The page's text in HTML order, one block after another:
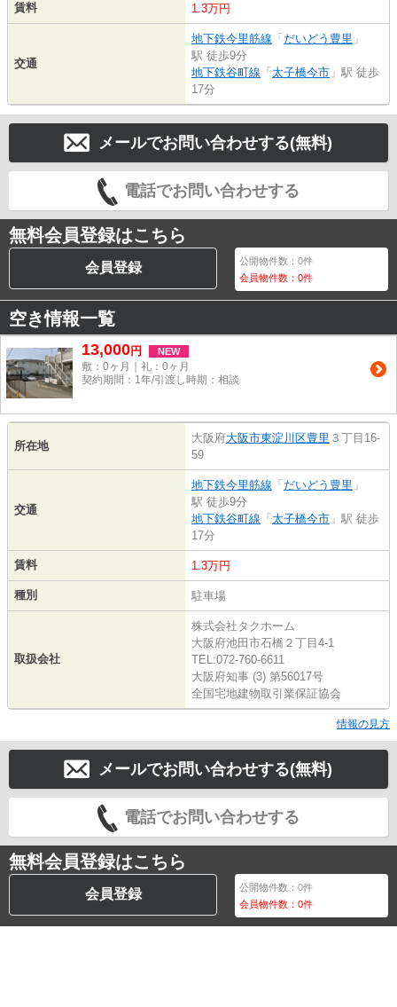
賃料 1.3万円
交通
地下鉄今里筋線 「 だいどう豊里 」
駅 徒歩9分
地下鉄谷町線 「 太子橋今市 」駅 徒歩
17分
メールでお問い合わせする(無料)
電話でお問い合わせする
無料会員登録はこちら
会員登録 公開物件数：0件
会員物件数：0件
空き情報一覧
13,000円 NEW
敷：0ヶ月｜礼：0ヶ月
契約期間：1年/引渡し時期：相談
所在地
大阪府大阪市東淀川区豊里 ３丁目16-
59
交通
地下鉄今里筋線 「 だいどう豊里 」
駅 徒歩9分
地下鉄谷町線 「 太子橋今市 」駅 徒歩
17分
賃料 1.3万円
種別 駐車場
取扱会社
株式会社タクホーム
大阪府池田市石橋２丁目4-1
TEL:072-760-6611
大阪府知事 (3) 第56017号
全国宅地建物取引業保証協会
情報の見方
メールでお問い合わせする(無料)
電話でお問い合わせする
無料会員登録はこちら
会員登録 公開物件数：0件
会員物件数：0件